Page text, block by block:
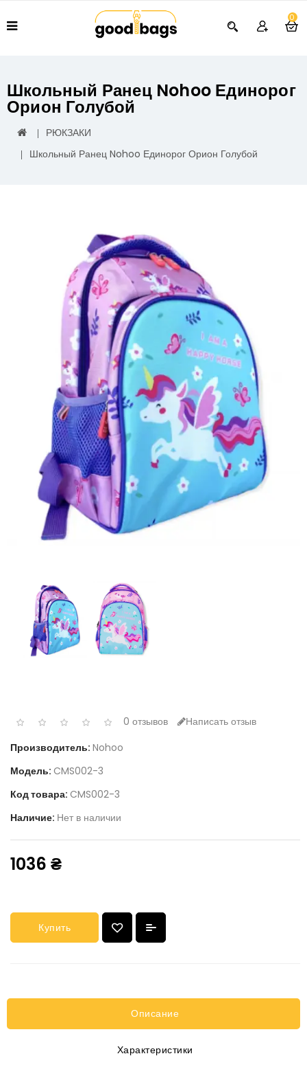
0
Школьный Ранец Nohoo Единорог
Орион Голубой
РЮКЗАКИ
Школьный Ранец Nohoo Единорог Орион Голубой
0 отзывов
Написать отзыв
Производитель: Nohoo
Модель: CMS002-3
Код товара: CMS002-3
Наличие: Нет в наличии
1036 ₴
Купить
Описание
Характеристики